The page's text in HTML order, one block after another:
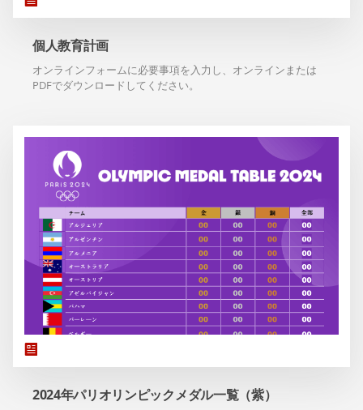
個人教育計画
オンラインフォームに必要事項を入力し、オンラインまたは
PDFでダウンロードしてください。
2024年パリオリンピックメダル一覧（紫）